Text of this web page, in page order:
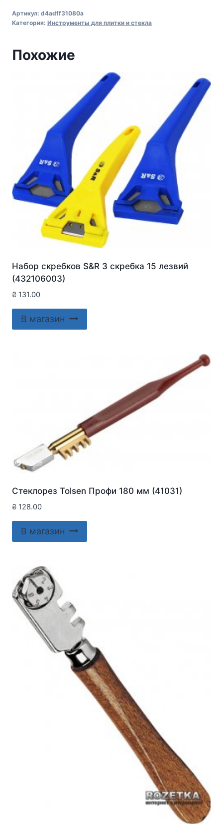
Артикул: d4adff31080a
Категория: Инструменты для плитки и стекла
Похожие
Набор скребков S&R 3 скребка 15 лезвий
(432106003)
₴ 131.00
В магазин
Стеклорез Tolsen Профи 180 мм (41031)
₴ 128.00
В магазин